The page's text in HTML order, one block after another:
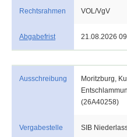
Rechtsrahmen VOL/VgV
Abgabefrist 21.08.2026
Ausschreibung
Moritzburg,
(26A40258)
Vergabestelle SIB